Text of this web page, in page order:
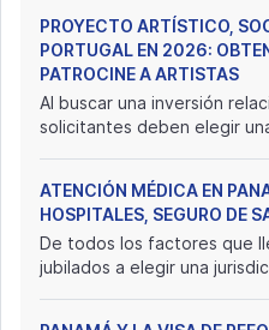
PROYECTO ARTÍSTICO,
PORTUGAL EN 2026:
PATROCINE A ARTISTAS
Al buscar una inversión
solicitantes deben elegir
ATENCIÓN MÉDICA EN
HOSPITALES, SEGURO DE
De todos los factores que
jubilados a elegir una